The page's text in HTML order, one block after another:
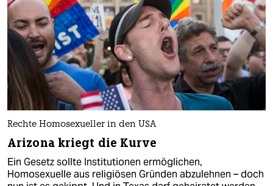
Rechte Homosexueller in den USA
Arizona kriegt die Kurve
Ein Gesetz sollte Institutionen ermöglichen,
Homosexuelle aus religiösen Gründen abzulehnen – doch